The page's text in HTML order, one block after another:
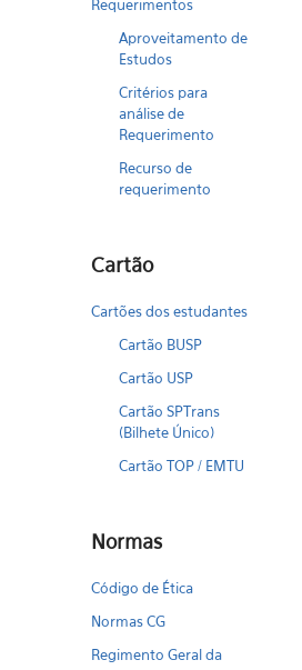
Requerimentos
Aproveitamento de
Estudos
Critérios para
análise de
Requerimento
Recurso de
requerimento
Cartão
Cartões dos estudantes
Cartão BUSP
Cartão USP
Cartão SPTrans
(Bilhete Único)
Cartão TOP / EMTU
Normas
Código de Ética
Normas CG
Regimento Geral da